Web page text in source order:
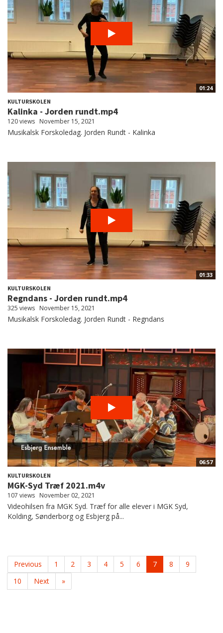
01:24
KULTURSKOLEN
Kalinka - Jorden rundt.mp4
120 views November 15, 2021
Musikalsk Forskoledag. Jorden Rundt - Kalinka
01:33
KULTURSKOLEN
Regndans - Jorden rundt.mp4
325 views November 15, 2021
Musikalsk Forskoledag. Jorden Rundt - Regndans
06:57
KULTURSKOLEN
MGK-Syd Træf 2021.m4v
107 views November 02, 2021
Videohilsen fra MGK Syd. Træf for alle elever i MGK Syd,
Kolding, Sønderborg og Esbjerg på...
Previous 1 2 3 4 5 6 7 8
9
10
Next »